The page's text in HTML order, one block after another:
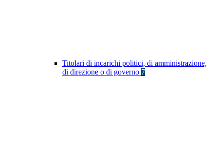
Titolari di incarichi politici, di amministrazione,
di direzione o di governo 7